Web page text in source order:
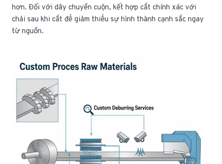
hơn. Đối với dây chuyền cuộn, kết hợp cắt chính xác với
chải sau khi cắt để giảm thiểu sự hình thành cạnh sắc ngay
từ nguồn.